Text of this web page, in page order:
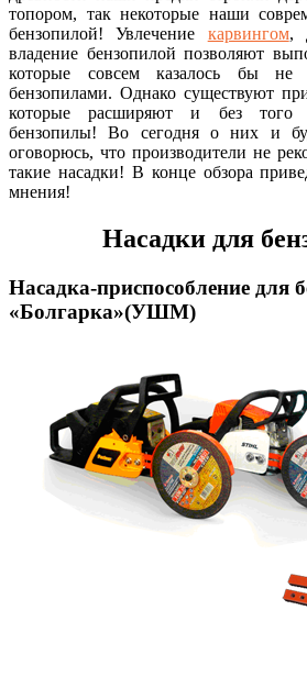
топором, так некоторые наши
бензопилой! Увлечение карвингом,
владение бензопилой позволяют
которые совсем казалось бы не
бензопилами. Однако существуют
которые расширяют и без того
бензопилы! Во сегодня о них и
оговорюсь, что производители не
такие насадки! В конце обзора
мнения!
Насадки для
Насадка-приспособление для
«Болгарка»(УШМ)